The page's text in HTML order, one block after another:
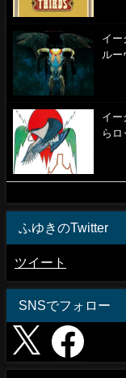
イー
ル
イー
ら
ふゆきのTwitter
ツイート
SNSでフォロー